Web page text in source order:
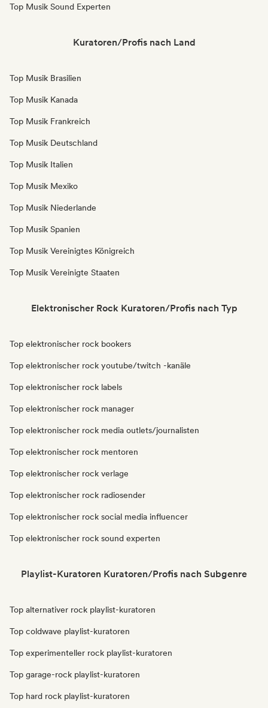
Top Musik Sound Experten
Kuratoren/Profis nach Land
Top Musik Brasilien
Top Musik Kanada
Top Musik Frankreich
Top Musik Deutschland
Top Musik Italien
Top Musik Mexiko
Top Musik Niederlande
Top Musik Spanien
Top Musik Vereinigtes Königreich
Top Musik Vereinigte Staaten
Elektronischer Rock Kuratoren/Profis nach Typ
Top elektronischer rock bookers
Top elektronischer rock youtube/twitch -kanäle
Top elektronischer rock labels
Top elektronischer rock manager
Top elektronischer rock media outlets/journalisten
Top elektronischer rock mentoren
Top elektronischer rock verlage
Top elektronischer rock radiosender
Top elektronischer rock social media influencer
Top elektronischer rock sound experten
Playlist-Kuratoren Kuratoren/Profis nach Subgenre
Top alternativer rock playlist-kuratoren
Top coldwave playlist-kuratoren
Top experimenteller rock playlist-kuratoren
Top garage-rock playlist-kuratoren
Top hard rock playlist-kuratoren